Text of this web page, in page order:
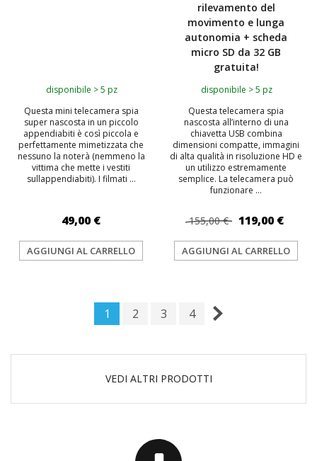
disponibile > 5 pz
Questa mini telecamera spia
super nascosta in un piccolo
appendiabiti è così piccola e
perfettamente mimetizzata che
nessuno la noterà (nemmeno la
vittima che mette i vestiti
sullappendiabiti). I filmati ...
49,00 €
AGGIUNGI AL CARRELLO
rilevamento del
movimento e lunga
autonomia + scheda
micro SD da 32 GB
gratuita!
disponibile > 5 pz
Questa telecamera spia
nascosta all’interno di una
chiavetta USB combina
dimensioni compatte, immagini
di alta qualità in risoluzione HD e
un utilizzo estremamente
semplice. La telecamera può
funzionare ...
155,00 € 119,00 €
AGGIUNGI AL CARRELLO
1 2 3 4
VEDI ALTRI PRODOTTI